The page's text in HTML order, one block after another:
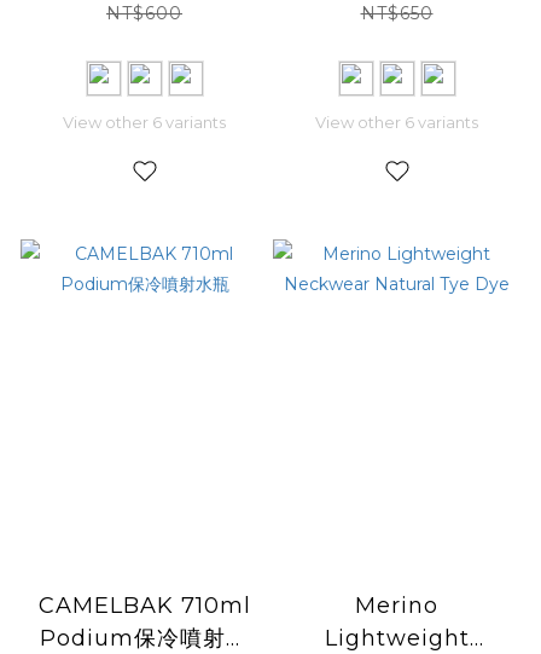
NT$600
View other 6 variants
NT$650
View other 6 variants
CAMELBAK 710ml
Podium保冷噴射水
Merino
Lightweight